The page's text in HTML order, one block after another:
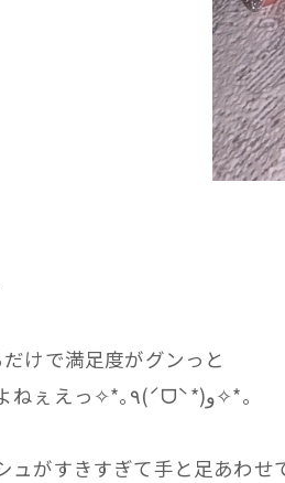
けで満足度がグンっと
あがりますよねぇえっ✧*｡٩(ˊᗜˋ*)و✧*｡
ュがすきすぎて手と足あわせ